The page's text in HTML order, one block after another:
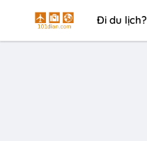
Đi du lịch?